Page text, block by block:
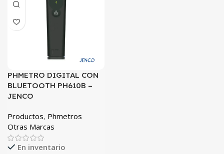
PHMETRO DIGITAL CON
BLUETOOTH PH610B –
JENCO
Productos, Phmetros
Otras Marcas
En inventario